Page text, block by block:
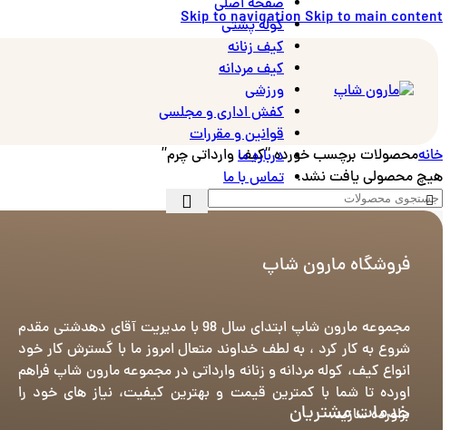
Skip to navigationSkip to main content
صفحه اصلی
کوله پشتی
کیف زنانه
کیف مردانه
ورزشی
کفش اداری و مجلسی
قوانین و مقررات
درباره ما
تماس با ما
خانهمحصولات برچسب خورده “کیف وارداتی چرم”
هیچ محصولی یافت نشد.
فروشگاه مارون شاپ
مجموعه مارون شاپ ابتدای سال 98 با مدیریت آقای دهدشتی مقدم
شروع به کار کرد ، به لطف خداوند متعال امروز ما با گسترش کار خود
انواع کیف، کوله مردانه و زنانه وارداتی در مجموعه مارون شاپ فراهم
اورده تا شما با کمترین قیمت و بهترین کیفیت، نیاز های خود را
براورده سازید.
خدمات مشتریان